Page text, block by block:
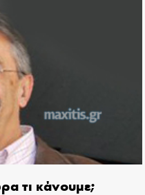
τι κάνουμε;